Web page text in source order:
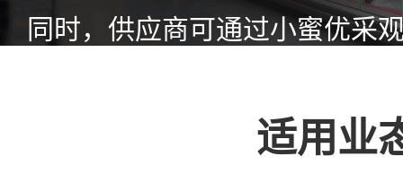
同时，供应商可通过小蜜优采
助商家通过促销活动进行甩货
适用业